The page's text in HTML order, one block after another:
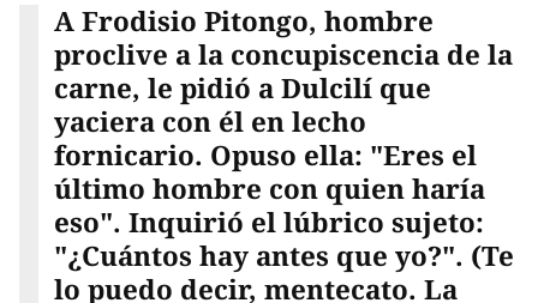
A Frodisio Pitongo, hombre
proclive a la concupiscencia de la
carne, le pidió a Dulcilí que
yaciera con él en lecho
fornicario. Opuso ella: "Eres el
último hombre con quien haría
eso". Inquirió el lúbrico sujeto:
"¿Cuántos hay antes que yo?". (Te
lo puedo decir, mentecato. La